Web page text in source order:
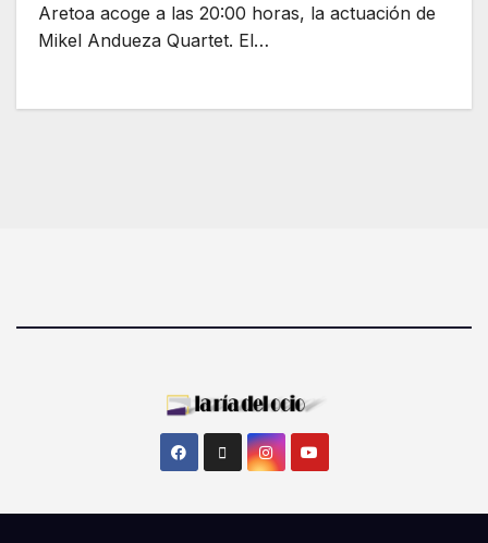
Aretoa acoge a las 20:00 horas, la actuación de
Mikel Andueza Quartet. El…